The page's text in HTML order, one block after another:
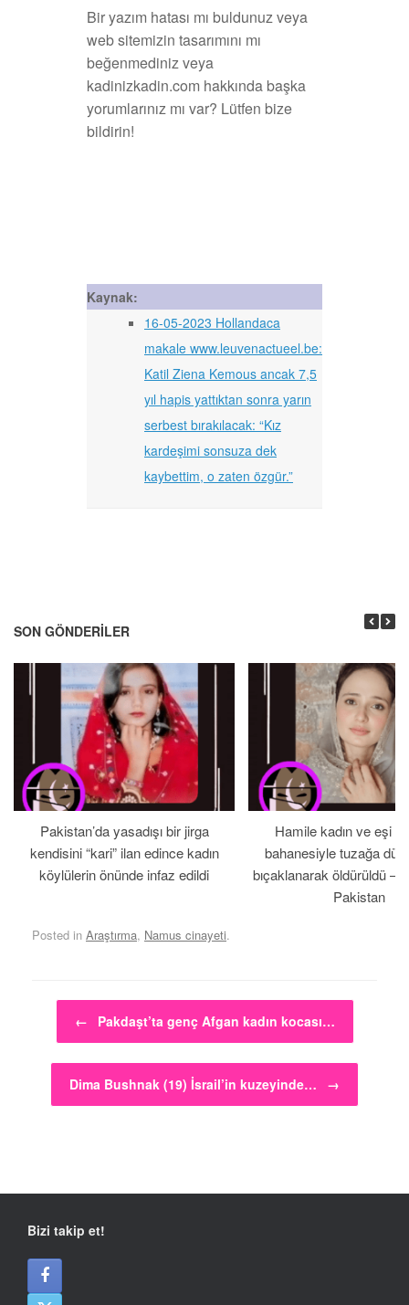
Bir yazım hatası mı buldunuz veya
web sitemizin tasarımını mı
beğenmediniz veya
kadinizkadin.com hakkında başka
yorumlarınız mı var? Lütfen bize
bildirin!
Kaynak:
16-05-2023 Hollandaca
makale www.leuvenactueel.be:
Katil Ziena Kemous ancak 7,5
yıl hapis yattıktan sonra yarın
serbest bırakılacak: “Kız
kardeşimi sonsuza dek
kaybettim, o zaten özgür.”
SON GÖNDERILER
Pakistan’da yasadışı bir jirga
kendisini “kari” ilan edince kadın
köylülerin önünde infaz edildi
Hamile kadın ve eşi
bahanesiyle tuzağa
bıçaklanarak öldürüldü –
Pakistan
Posted in Araştırma, Namus cinayeti.
Post navigation
← Pakdaşt’ta genç Afgan kadın kocası…
Dima Bushnak (19) İsrail’in kuzeyinde… →
Bizi takip et!